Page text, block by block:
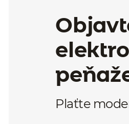
Plaťte